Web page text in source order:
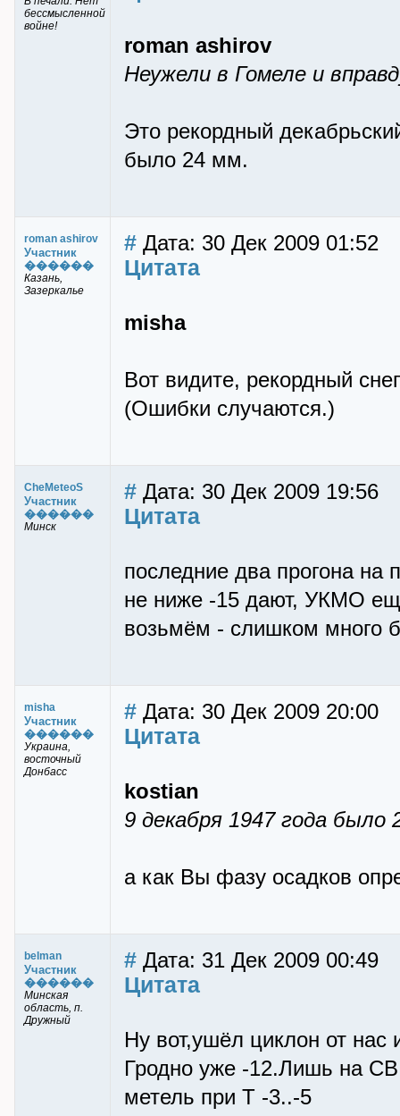
бессмысленной
войне!
roman ashirov
Неужели в Гомеле и
Это рекордный
было 24 мм.
roman ashirov
Участник
������
Казань,
Зазеркалье
# Дата: 30 Дек 2009 01:52
Цитата
misha
Вот видите, рекордный
(Ошибки случаются.)
CheMeteoS
Участник
������
Минск
# Дата: 30 Дек 2009 19:56
Цитата
последние два прогона на
не ниже -15 дают, УКМО
возьмём - слишком много
misha
Участник
������
Украина,
восточный
Донбасс
# Дата: 30 Дек 2009 20:00
Цитата
kostian
9 декабря 1947 года было
а как Вы фазу осадков
belman
Участник
������
Минская
область, п.
Дружный
# Дата: 31 Дек 2009 00:49
Цитата
Ну вот,ушёл циклон от
Гродно уже -12.Лишь на
метель при Т -3..-5